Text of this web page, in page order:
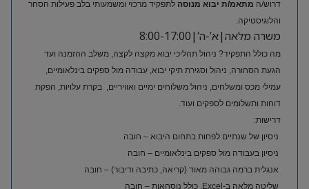
דרוש/ה מתאמ/ת יבוא מנוסה לתפקיד מרכזי ומשמעותי בלב פעילות הסחר
והלוגיסטיקה.
משרה מלאה|א’-ה’|8:00-17:00
מה כולל התפקיד? ניהול תהליכי יבוא מקצה לקצה, משלב ההזמנה ועד
הגעת הסחורה, ניהול וסגירת תיקי יבוא, עבודה מול ספקים בינלאומיים,
עמילי מכס ומשלחים, ניהול משלוחים ימיים ואוויריים, בקרת עלויות, הפקת
דוחות ותשלומים לספקים ועוד.
דרישות:
ניסיון של שנתיים לפחות בתחום היבוא – חובה
ניסיון בעבודה מול ספקים בינלאומיים – חובה
אנגלית ברמה גבוהה מאוד (קריאה, כתיבה ודיבור) – חובה
שליטה מלאה ב-Excel, כולל נוסחאות – חובה